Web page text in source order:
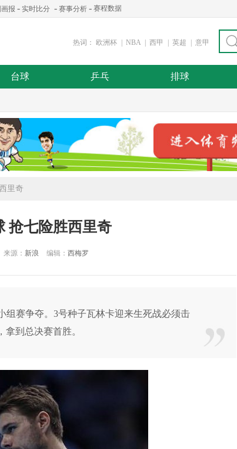
报 - 实时比分 - 赛事分析 - 赛程数据
热词： 欧洲杯 NBA 西甲 英超 意甲
台球 乒乓 排球
里奇
抢七险胜西里奇
来源： 新浪 编辑： 西梅罗
组赛争夺。3号种子瓦林卡迎来生死战必须击
到总决赛首胜。